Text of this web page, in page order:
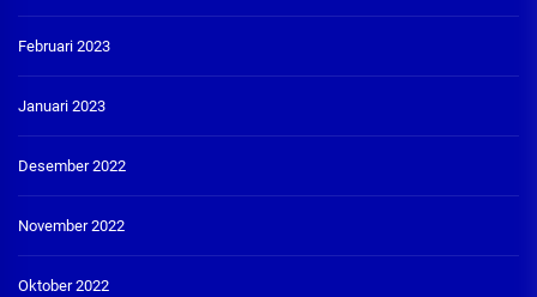
Februari 2023
Januari 2023
Desember 2022
November 2022
Oktober 2022